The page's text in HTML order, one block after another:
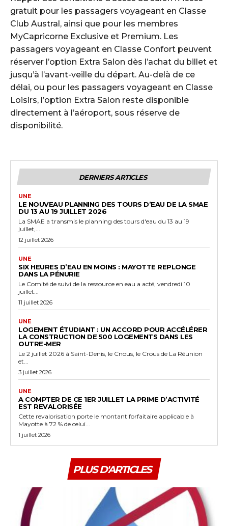
gratuit pour les passagers voyageant en Classe
Club Austral, ainsi que pour les membres
MyCapricorne Exclusive et Premium. Les
passagers voyageant en Classe Confort peuvent
réserver l’option Extra Salon dès l’achat du billet et
jusqu’à l’avant-veille du départ. Au-delà de ce
délai, ou pour les passagers voyageant en Classe
Loisirs, l’option Extra Salon reste disponible
directement à l’aéroport, sous réserve de
disponibilité.
DERNIERS ARTICLES
UNE
LE NOUVEAU PLANNING DES TOURS D’EAU DE LA SMAE
DU 13 AU 19 JUILLET 2026
La SMAE a transmis le planning des tours d'eau du 13 au 19
juillet,...
12 juillet 2026
UNE
SIX HEURES D’EAU EN MOINS : MAYOTTE REPLONGE
DANS LA PÉNURIE
Le Comité de suivi de la ressource en eau a acté, vendredi 10
juillet...
11 juillet 2026
UNE
LOGEMENT ÉTUDIANT : UN ACCORD POUR ACCÉLÉRER
LA CONSTRUCTION DE 500 LOGEMENTS DANS LES
OUTRE-MER
Le 2 juillet 2026 à Saint-Denis, le Cnous, le Crous de La Réunion
et...
3 juillet 2026
UNE
A COMPTER DE CE 1ER JUILLET LA PRIME D’ACTIVITÉ
EST REVALORISÉE
Cette revalorisation porte le montant forfaitaire applicable à
Mayotte à 72 % de celui...
1 juillet 2026
PLUS D'ARTICLES